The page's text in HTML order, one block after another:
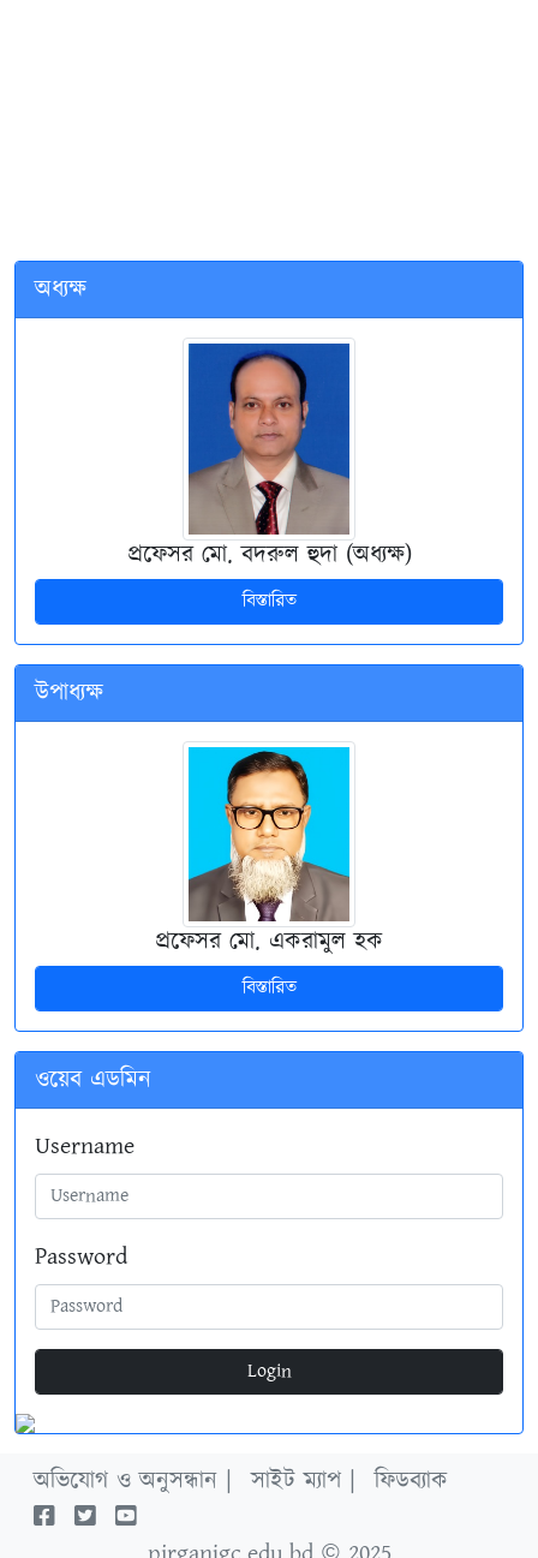
অধ্যক্ষ
প্রফেসর মো. বদরুল হুদা (অধ্যক্ষ)
বিস্তারিত
উপাধ্যক্ষ
প্রফেসর মো. একরামুল হক
বিস্তারিত
ওয়েব এডমিন
Username
Password
Login
অভিযোগ ও অনুসন্ধান | সাইট ম্যাপ | ফিডব্যাক